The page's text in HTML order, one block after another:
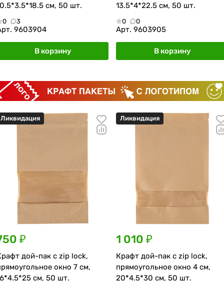
см, 50 шт.
0 3
9603904
В корзину
13.5*4*22.5 см, 50 шт.
0 0
Арт. 9603905
В корзину
Ликвидация
₽
дой-пак с zip lock,
окно 7 см,
см, 50 шт.
Ликвидация
1 010 ₽
Крафт дой-пак с zip lock,
прямоугольное окно 4 см,
20*4.5*30 см, 50 шт.